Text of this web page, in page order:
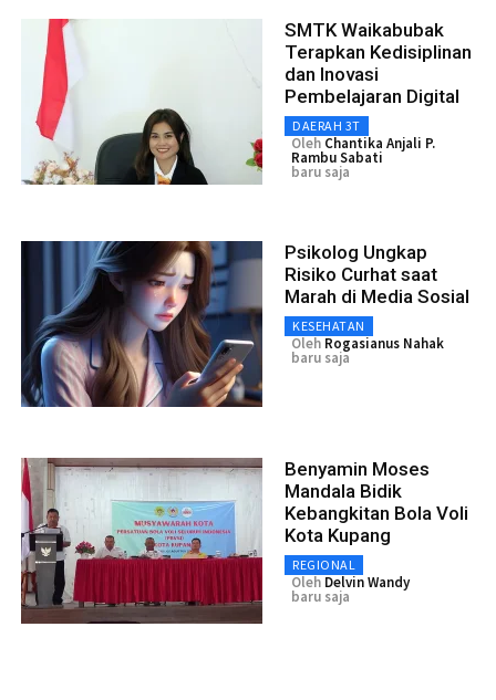
SMTK Waikabubak
Terapkan Kedisiplinan
dan Inovasi
Pembelajaran Digital
DAERAH 3T
Oleh Chantika Anjali P.
Rambu Sabati
baru saja
Psikolog Ungkap
Risiko Curhat saat
Marah di Media Sosial
KESEHATAN
Oleh Rogasianus Nahak
baru saja
Benyamin Moses
Mandala Bidik
Kebangkitan Bola Voli
Kota Kupang
REGIONAL
Oleh Delvin Wandy
baru saja